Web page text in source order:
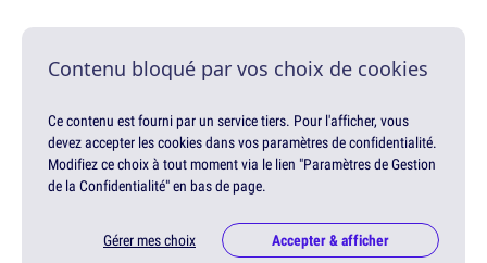
Contenu bloqué par vos choix de cookies
Ce contenu est fourni par un service tiers. Pour l'afficher, vous
devez accepter les cookies dans vos paramètres de confidentialité.
Modifiez ce choix à tout moment via le lien "Paramètres de Gestion
de la Confidentialité" en bas de page.
Gérer mes choix Accepter & afficher